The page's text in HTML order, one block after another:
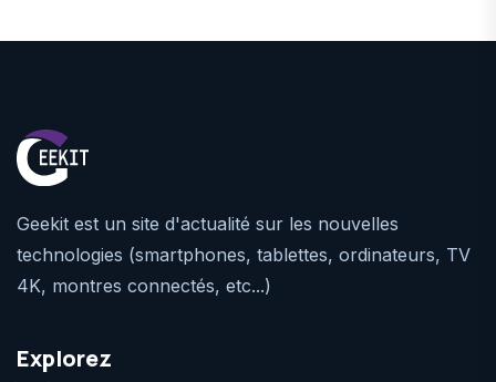
Geekit est un site d'actualité sur les nouvelles
technologies (smartphones, tablettes, ordinateurs, TV
4K, montres connectés, etc...)
Explorez